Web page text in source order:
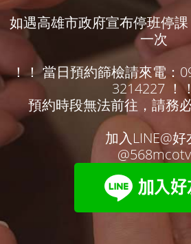
如遇高雄市政府宣布停班停
一次
！！ 當日預約篩檢請來電：
3214227 ！！
預約時段無法前往，請務
加入LINE@好
@568mcotv